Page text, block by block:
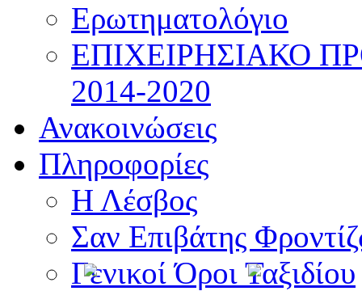
Ερωτηματολόγιο
ΕΠΙΧΕΙΡΗΣΙΑΚΟ
2014-2020
Ανακοινώσεις
Πληροφορίες
Η Λέσβος
Σαν Επιβάτης
Γενικοί Όροι Ταξιδίου